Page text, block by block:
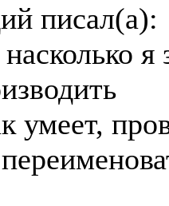
писал(a):
умеет,